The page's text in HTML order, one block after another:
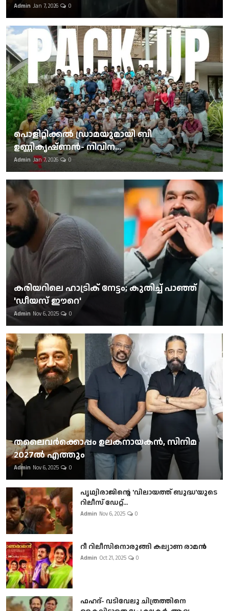
Admin Jan 7, 2026 0
പൊളിറ്റിക്കല്‍ ഡ്രാമയുമായി ബി
ഉണ്ണികൃഷ്ണന്‍- നിവിന...
Admin Jan 7, 2026 0
കരിയറിലെ ഹാട്രിക് നേട്ടം; കുതിച്ച് പാഞ്ഞ്
'ഡീയസ് ഈറെ'
Admin Nov 6, 2025 0
തലൈവര്‍ക്കൊപ്പം ഉലകനായകന്‍, സിനിമ
2027ല്‍ എത്തും
Admin Nov 6, 2025 0
പൃഥ്വിരാജിന്റെ 'വിലായത്ത് ബുദ്ധ'യുടെ
റിലീസ് ഡേറ്റ്...
Admin Nov 6, 2025 0
റീ റിലീസിനൊരുങ്ങി കല്യാണ രാമൻ
Admin Oct 21, 2025 0
ഫഹദ്- വടിവേലു ചിത്രത്തിനെ